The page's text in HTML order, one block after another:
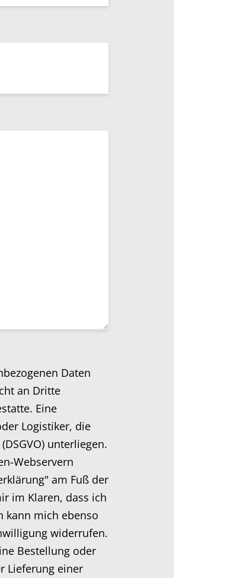
Daten
an Dritte
Eine
Logistiker, die
unterliegen.
Webservern
am Fuß der
im Klaren, dass ich
kann mich ebenso
widerrufen.
Bestellung oder
Lieferung einer